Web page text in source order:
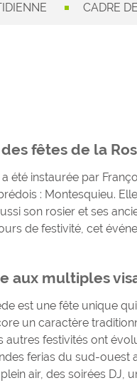
CADRE
fêtes de la
a été instaurée par
: Montesquieu.
son rosier et ses
de festivité, cet
aux multiples
est une fête unique
un caractère
festivités ont
ferias du sud-
air, des soirées DJ,